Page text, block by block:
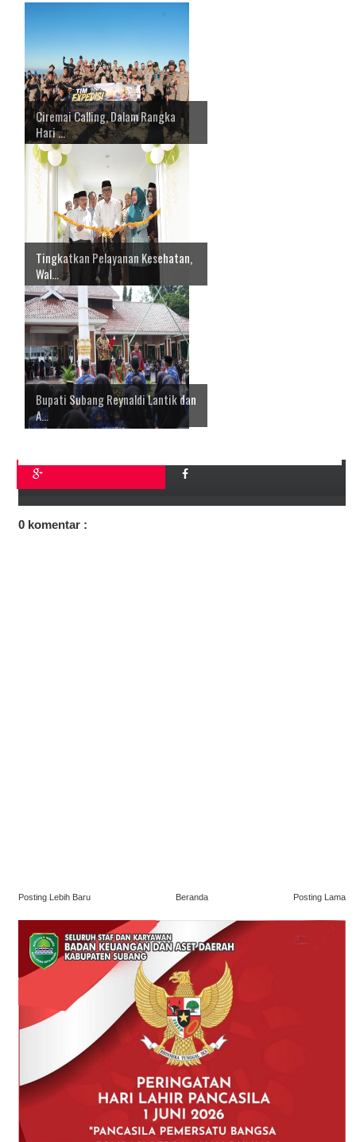
Ciremai Calling, Dalam Rangka
Hari ...
Tingkatkan Pelayanan Kesehatan,
Wal...
Bupati Subang Reynaldi Lantik dan
A...
0 komentar :
Posting Lebih Baru Posting Lama
Beranda